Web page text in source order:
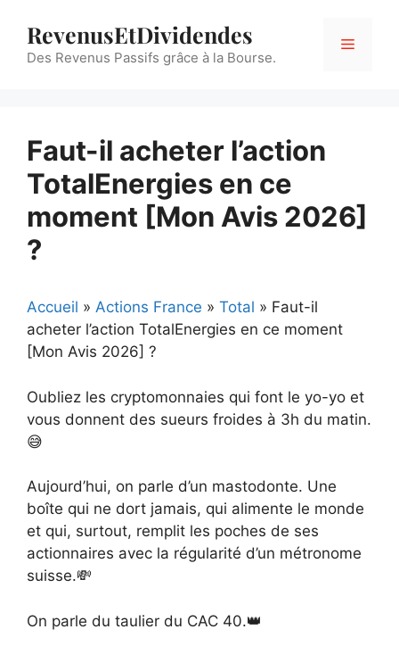
contenu
RevenusEtDividendes
Des Revenus Passifs grâce à la Bourse.
Faut-il acheter l’action
TotalEnergies en ce
moment [Mon Avis 2026]
?
Accueil » Actions France » Total » Faut-il
acheter l’action TotalEnergies en ce moment
[Mon Avis 2026] ?
Oubliez les cryptomonnaies qui font le yo-yo et
vous donnent des sueurs froides à 3h du matin.
😅
Aujourd’hui, on parle d’un mastodonte. Une
boîte qui ne dort jamais, qui alimente le monde
et qui, surtout, remplit les poches de ses
actionnaires avec la régularité d’un métronome
suisse.💸
On parle du taulier du CAC 40.👑